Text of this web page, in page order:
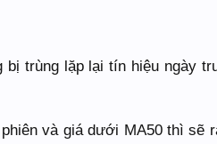
bị trùng lặp lại tín hiệu ngày
và giá dưới MA50 thì sẽ